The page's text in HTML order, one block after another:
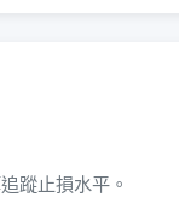
蹤止損水平。